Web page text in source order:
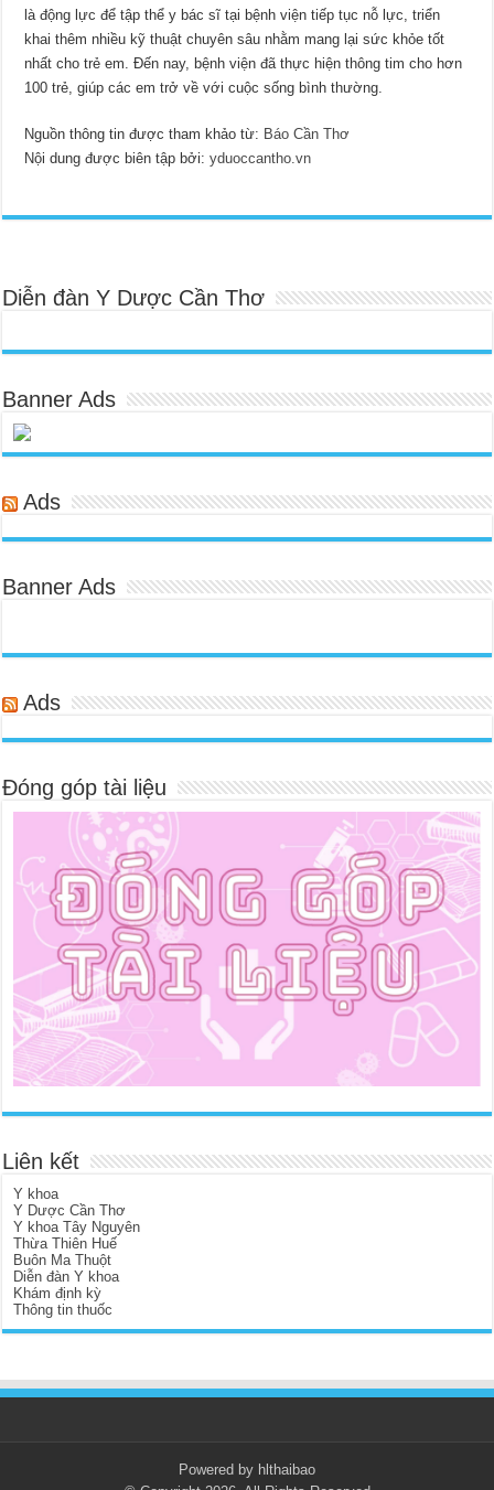
là động lực để tập thể y bác sĩ tại bệnh viện tiếp tục nỗ lực, triển
khai thêm nhiều kỹ thuật chuyên sâu nhằm mang lại sức khỏe tốt
nhất cho trẻ em. Đến nay, bệnh viện đã thực hiện thông tim cho hơn
100 trẻ, giúp các em trở về với cuộc sống bình thường.
Nguồn thông tin được tham khảo từ: Báo Cần Thơ
Nội dung được biên tập bởi:yduoccantho.vn
Diễn đàn Y Dược Cần Thơ
Banner Ads
Ads
Banner Ads
Ads
Đóng góp tài liệu
Liên kết
Y khoa
Y Dược Cần Thơ
Y khoa Tây Nguyên
Thừa Thiên Huế
Buôn Ma Thuột
Diễn đàn Y khoa
Khám định kỳ
Thông tin thuốc
Powered by hlthaibao